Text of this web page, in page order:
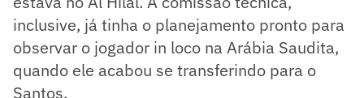
inclusive, já tinha o planejamento pronto para
observar o jogador in loco na Arábia Saudita,
quando ele acabou se transferindo para o
Santos.